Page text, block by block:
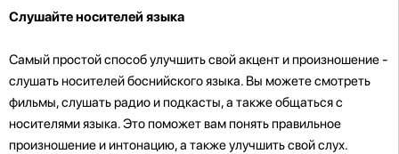
Слушайте носителей языка
Самый простой способ улучшить свой акцент и произношение -
слушать носителей боснийского языка. Вы можете смотреть
фильмы, слушать радио и подкасты, а также общаться с
носителями языка. Это поможет вам понять правильное
произношение и интонацию, а также улучшить свой слух.